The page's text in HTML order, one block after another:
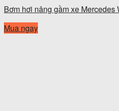
Bơm hơi nâng gầm xe
Mua ngay